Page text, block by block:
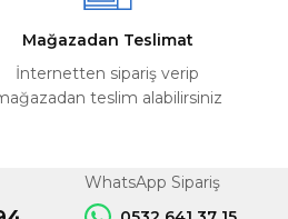
Mağazadan Teslimat
İnternetten sipariş verip
teslim alabilirsiniz
WhatsApp Sipariş